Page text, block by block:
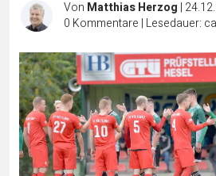
Von Matthias Herzog |
0 Kommentare | Lesedauer: